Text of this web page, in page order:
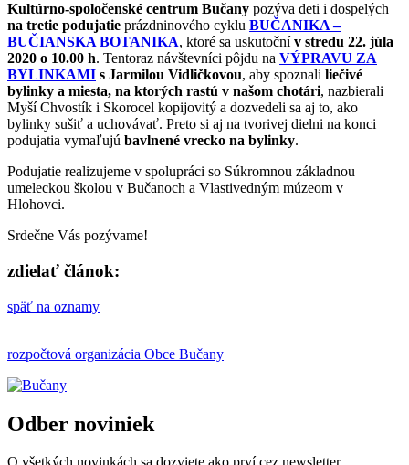
Kultúrno-spoločenské centrum Bučany pozýva deti i dospelých
na tretie podujatie prázdninového cyklu BUČANIKA –
BUČIANSKA BOTANIKA, ktoré sa uskutočnív stredu 22. júla
2020 o 10.00 h. Tentoraz návštevníci pôjdu na VÝPRAVU ZA
BYLINKAMI s Jarmilou Vidličkovou, aby spoznali liečivé
bylinky a miesta, na ktorých rastú v našom chotári, nazbierali
Myší Chvostík i Skorocel kopijovitý a dozvedeli sa aj to, ako
bylinky sušiť a uchovávať. Preto si aj na tvorivej dielni na konci
podujatia vymaľujú bavlnené vrecko na bylinky.
Podujatie realizujeme v spolupráci so Súkromnou základnou
umeleckou školou v Bučanoch a Vlastivedným múzeom v
Hlohovci.
Srdečne Vás pozývame!
zdielať článok:
späť na oznamy
rozpočtová organizácia Obce Bučany
Odber noviniek